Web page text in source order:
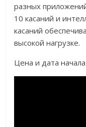
разных
10 касаний и
касаний
высокой нагрузке.
Цена и дата